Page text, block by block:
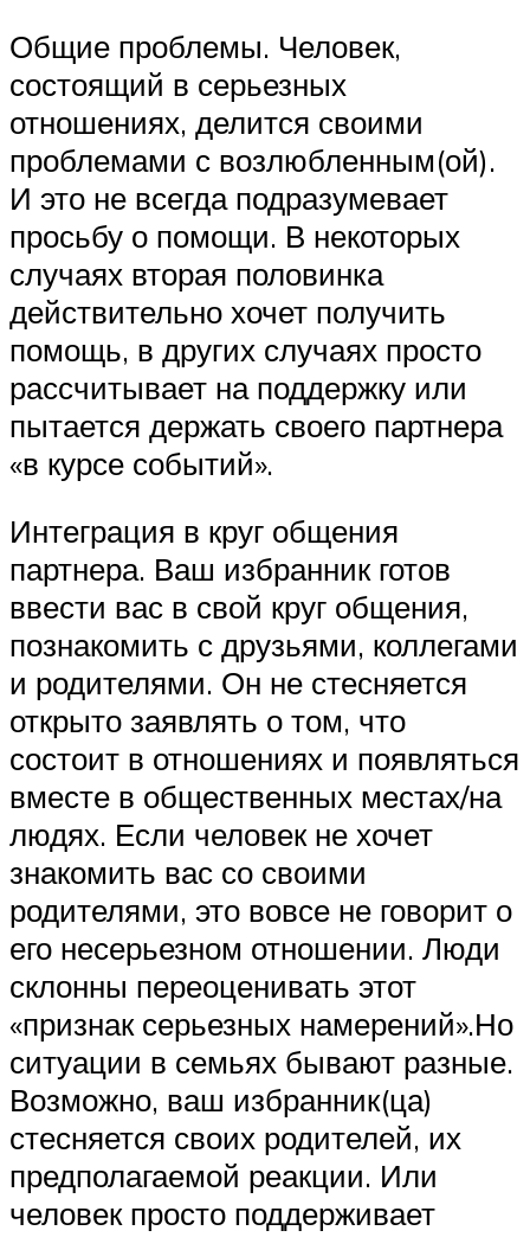
Общие проблемы. Человек,
состоящий в серьезных
отношениях, делится своими
проблемами с возлюбленным(ой).
И это не всегда подразумевает
просьбу о помощи. В некоторых
случаях вторая половинка
действительно хочет получить
помощь, в других случаях просто
рассчитывает на поддержку или
пытается держать своего партнера
«в курсе событий».
Интеграция в круг общения
партнера. Ваш избранник готов
ввести вас в свой круг общения,
познакомить с друзьями, коллегами
и родителями. Он не стесняется
открыто заявлять о том, что
состоит в отношениях и появляться
вместе в общественных местах/на
людях. Если человек не хочет
знакомить вас со своими
родителями, это вовсе не говорит о
его несерьезном отношении. Люди
склонны переоценивать этот
«признак серьезных намерений».Но
ситуации в семьях бывают разные.
Возможно, ваш избранник(ца)
стесняется своих родителей, их
предполагаемой реакции. Или
человек просто поддерживает